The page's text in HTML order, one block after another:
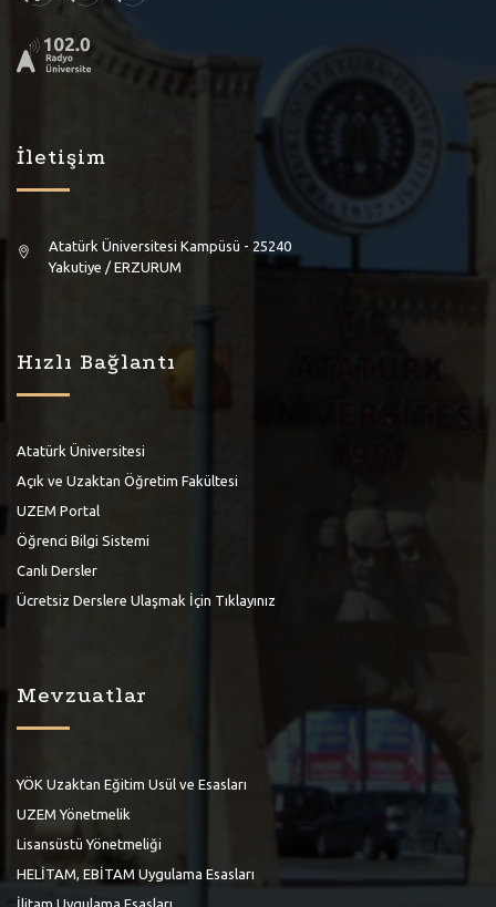
İletişim
Atatürk Üniversitesi Kampüsü - 25240
Yakutiye / ERZURUM
Hızlı Bağlantı
Atatürk Üniversitesi
Açık ve Uzaktan Öğretim Fakültesi
UZEM Portal
Öğrenci Bilgi Sistemi
Canlı Dersler
Ücretsiz Derslere Ulaşmak İçin Tıklayınız
Mevzuatlar
YÖK Uzaktan Eğitim Usül ve Esasları
UZEM Yönetmelik
Lisansüstü Yönetmeliği
HELİTAM, EBİTAM Uygulama Esasları
İlitam Uygulama Esasları